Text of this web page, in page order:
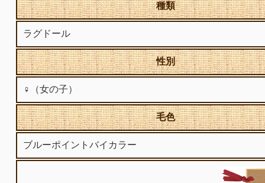
種類
ラグドール
性別
♀（女の子）
毛色
ブルーポイントバイカラー